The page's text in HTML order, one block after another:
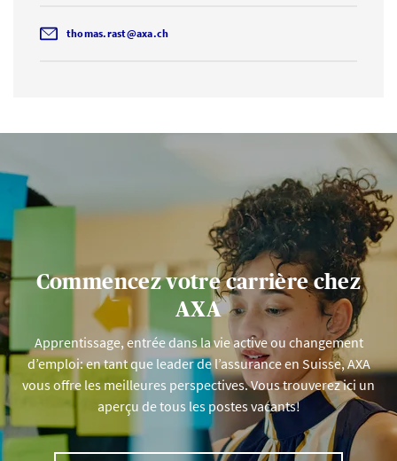
thomas.rast@axa.ch
Commencez votre carrière chez
AXA
Apprentissage, entrée dans la vie active ou changement
d’emploi: en tant que leader de l’assurance en Suisse, AXA
vous offre les meilleures perspectives. Vous trouverez ici un
aperçu de tous les postes vacants!